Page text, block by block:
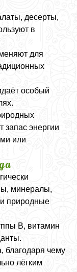
десерты,
в
для
особый
запас энергии
или
минералы,
природные
B, витамин
благодаря чему
лёгким